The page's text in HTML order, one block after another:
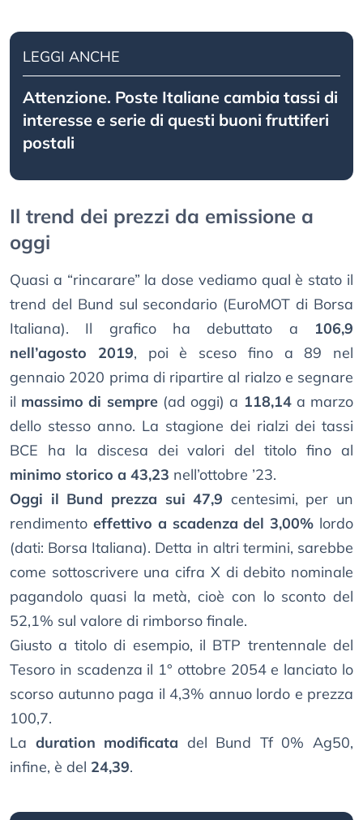
LEGGI ANCHE
Attenzione. Poste Italiane cambia tassi di
interesse e serie di questi buoni fruttiferi
postali
Il trend dei prezzi da emissione a
oggi
Quasi a “rincarare” la dose vediamo qual è stato il
trend del Bund sul secondario (EuroMOT di Borsa
Italiana). Il grafico ha debuttato a 106,9
nell’agosto 2019, poi è sceso fino a 89 nel
gennaio 2020 prima di ripartire al rialzo e segnare
il massimo di sempre(ad oggi) a 118,14a marzo
dello stesso anno. La stagione dei rialzi dei tassi
BCE ha la discesa dei valori del titolo fino al
minimo storico a 43,23 nell’ottobre ’23.
Oggi il Bund prezza sui 47,9 centesimi, per un
rendimento effettivo a scadenza del 3,00% lordo
(dati: Borsa Italiana). Detta in altri termini, sarebbe
come sottoscrivere una cifra X di debito nominale
pagandolo quasi la metà, cioè con lo sconto del
52,1% sul valore di rimborso finale.
Giusto a titolo di esempio, il BTP trentennale del
Tesoro in scadenza il 1° ottobre 2054 e lanciato lo
scorso autunno paga il 4,3% annuo lordo e prezza
100,7.
La duration modificata del Bund Tf 0% Ag50,
infine, è del 24,39.